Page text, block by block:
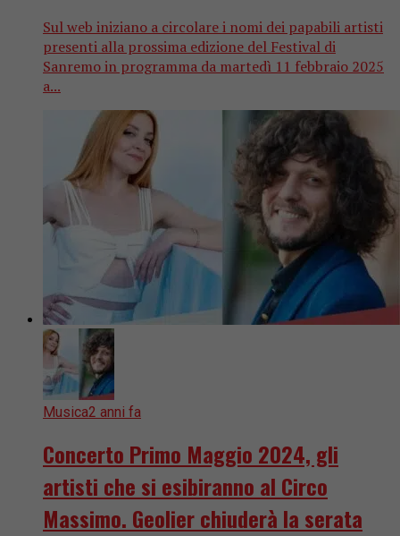
Sul web iniziano a circolare i nomi dei papabili artisti
presenti alla prossima edizione del Festival di
Sanremo in programma da martedì 11 febbraio 2025
a...
Musica2 anni fa
Concerto Primo Maggio 2024, gli
artisti che si esibiranno al Circo
Massimo. Geolier chiuderà la serata